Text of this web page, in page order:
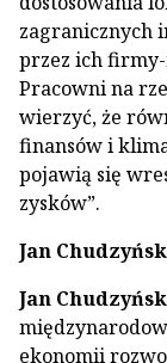
zagranicznych
przez ich
Pracowni na
wierzyć, że
finansów i
pojawią się
zysków”.
Jan
Jan
ekonomii